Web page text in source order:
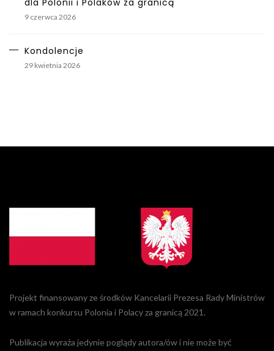
dla Polonii i Polaków za granicą
9 czerwca 2026
Kondolencje
29 kwietnia 2026
Projekt finansowany ze środków Kancelarii Prezesa Rady Ministrów
w ramach konkursu Polonia i Polacy za granicą 2021.
Publikacja wyraża jedynie poglądy autora/ów i nie może być